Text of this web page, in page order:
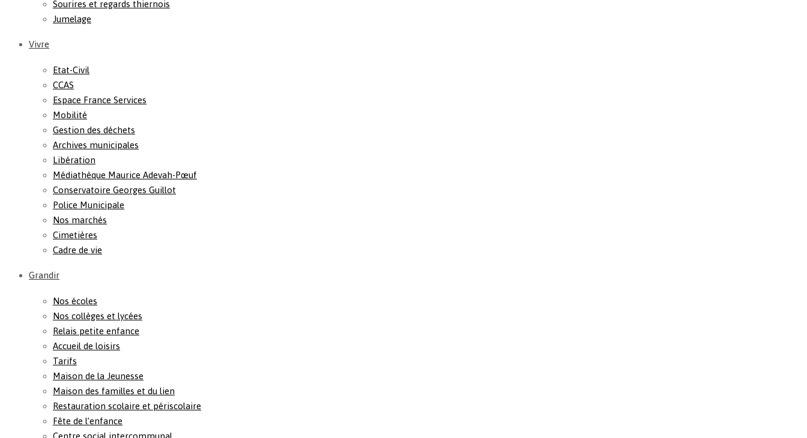
Sourires et regards thiernois
Jumelage
Vivre
Etat-Civil
CCAS
Espace France Services
Mobilité
Gestion des déchets
Archives municipales
Libération
Médiathèque Maurice Adevah-Pœuf
Conservatoire Georges Guillot
Police Municipale
Nos marchés
Cimetières
Cadre de vie
Grandir
Nos écoles
Nos collèges et lycées
Relais petite enfance
Accueil de loisirs
Tarifs
Maison de la Jeunesse
Maison des familles et du lien
Restauration scolaire et périscolaire
Fête de l’enfance
Centre social intercommunal